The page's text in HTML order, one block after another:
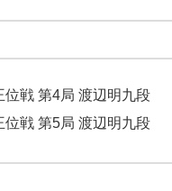
戦 第4局 渡辺明九段
戦 第5局 渡辺明九段